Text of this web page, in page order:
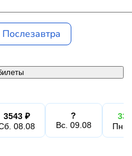
Послезавтра
3543 ₽
08.08
?
Вс. 09.08
Пн.